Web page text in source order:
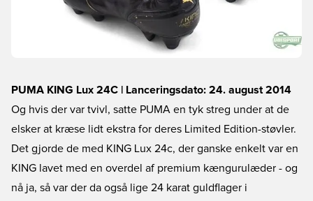
PUMA KING Lux 24C | Lanceringsdato: 24. august 2014
Og hvis der var tvivl, satte PUMA en tyk streg under at de
elsker at kræse lidt ekstra for deres Limited Edition-støvler.
Det gjorde de med KING Lux 24c, der ganske enkelt var en
KING lavet med en overdel af premium kængurulæder - og
nå ja, så var der da også lige 24 karat guldflager i